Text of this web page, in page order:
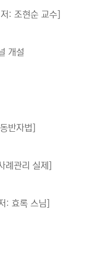
: 조현순 교수]
개설
반자법]
관리 실제]
: 효록 스님]